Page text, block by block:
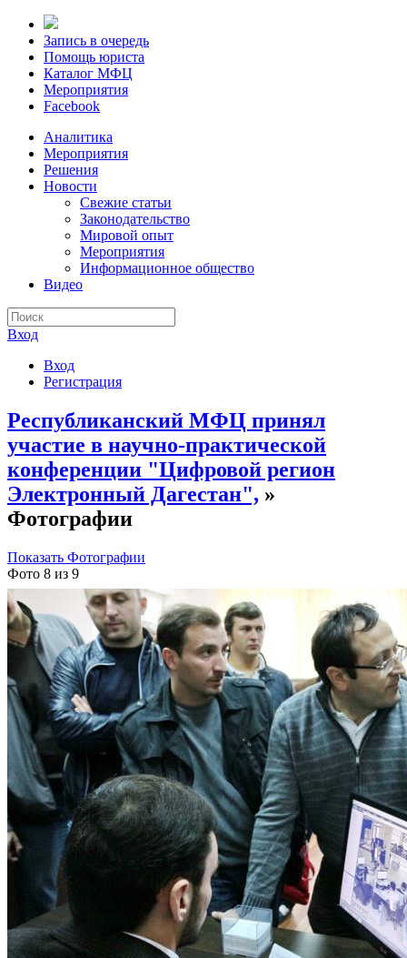
Запись в очередь
Помощь юриста
Каталог МФЦ
Мероприятия
Facebook
Аналитика
Мероприятия
Решения
Новости
Свежие статьи
Законодательство
Мировой опыт
Мероприятия
Информационное общество
Видео
Вход
Вход
Регистрация
Республиканский МФЦ принял
участие в научно-практической
конференции "Цифровой регион
Электронный Дагестан", »
Фотографии
Показать Фотографии
Фото 8 из 9